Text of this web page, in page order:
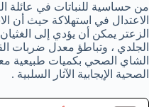
الاعتدال في استهلاكة حيث أن
الزعتر يمكن أن يؤدي إلى
الجلدي ، وتباطؤ معدل ضربات
الشاي الصحي بكميات طبيعية
الصحية الإيجابية الآثار السلبية .